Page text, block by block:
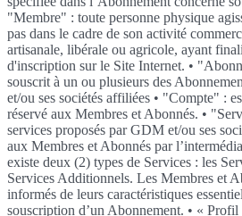
"Membre" : toute personne physique
pas dans le cadre de son activité
artisanale, libérale ou agricole, ayant
d'inscription sur le Site Internet. •
souscrit à un ou plusieurs des
et/ou ses sociétés affiliées • "Compte" :
réservé aux Membres et Abonnés. •
services proposés par GDM et/ou ses
aux Membres et Abonnés par
existe deux (2) types de Services : les
Services Additionnels. Les Membres et
informés de leurs caractéristiques
souscription d’un Abonnement. • «